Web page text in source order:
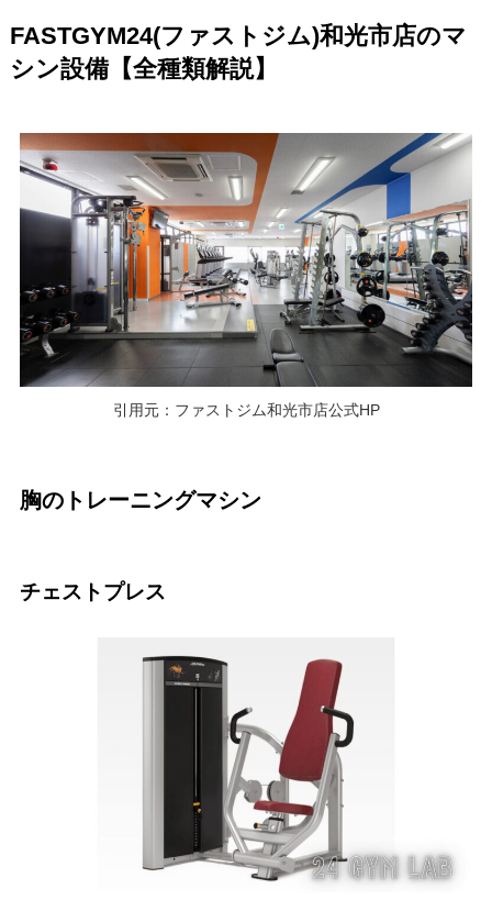
FASTGYM24(ファストジム)和光市店のマ
シン設備【全種類解説】
引用元：ファストジム和光市店公式HP
胸のトレーニングマシン
チェストプレス